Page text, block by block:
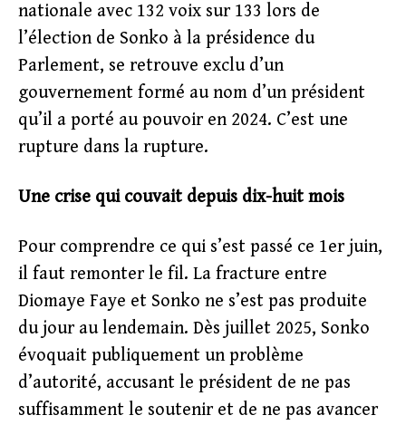
nationale avec 132 voix sur 133 lors de
l’élection de Sonko à la présidence du
Parlement, se retrouve exclu d’un
gouvernement formé au nom d’un président
qu’il a porté au pouvoir en 2024. C’est une
rupture dans la rupture.
Une crise qui couvait depuis dix-huit mois
Pour comprendre ce qui s’est passé ce 1er juin,
il faut remonter le fil. La fracture entre
Diomaye Faye et Sonko ne s’est pas produite
du jour au lendemain. Dès juillet 2025, Sonko
évoquait publiquement un problème
d’autorité, accusant le président de ne pas
suffisamment le soutenir et de ne pas avancer